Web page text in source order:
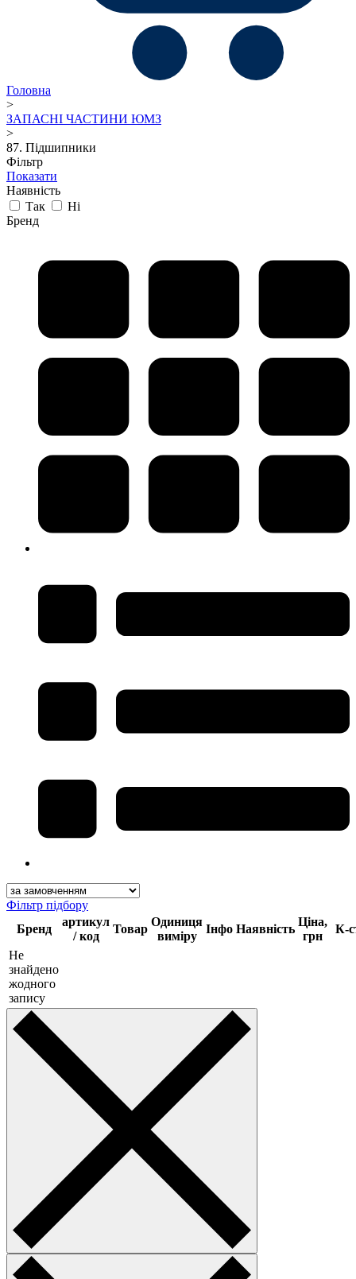
Головна
>
ЗАПАСНІ ЧАСТИНИ ЮМЗ
>
87. Підшипники
Фільтр
Показати
Наявність
Так
Ні
Бренд
Фільтр підбору
Бренд
артикул
/ код
Товар
Одиниця
виміру
Інфо Наявність
Ціна,
грн
К-
Не
знайдено
жодного
запису